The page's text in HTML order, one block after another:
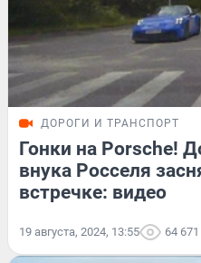
ДОРОГИ И ТРАНСПОРТ
Гонки на Porsche!
внука Росселя
встречке: видео
19 августа, 2024, 13:55 64 671